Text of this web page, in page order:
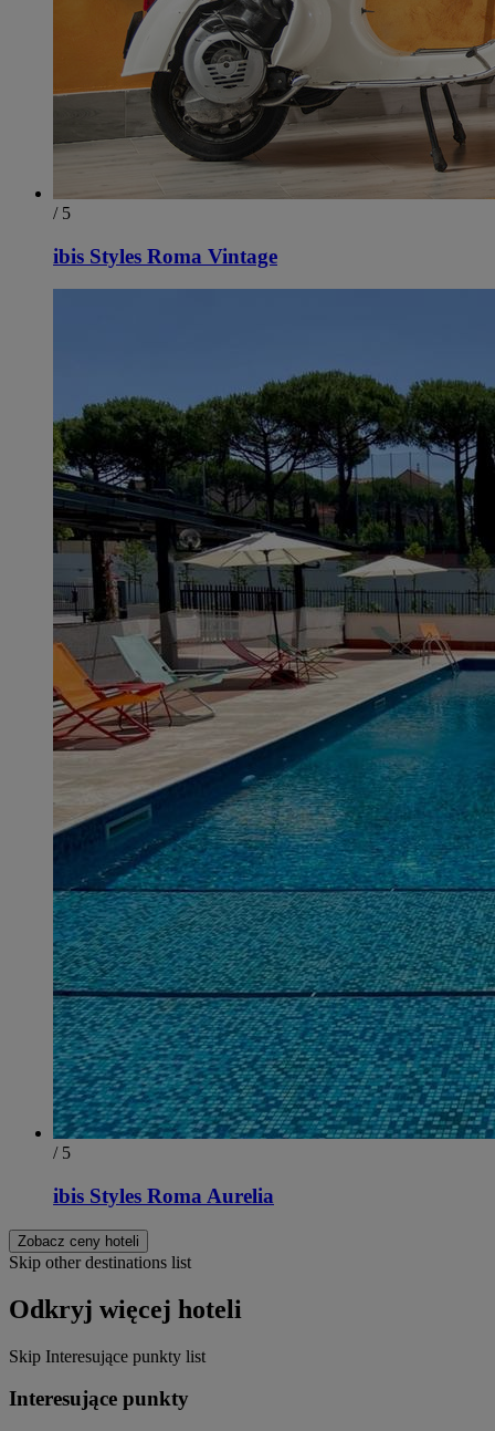
/ 5
ibis Styles Roma Vintage
/ 5
ibis Styles Roma Aurelia
Zobacz ceny hoteli
Skip other destinations list
Odkryj więcej hoteli
Skip Interesujące punkty list
Interesujące punkty